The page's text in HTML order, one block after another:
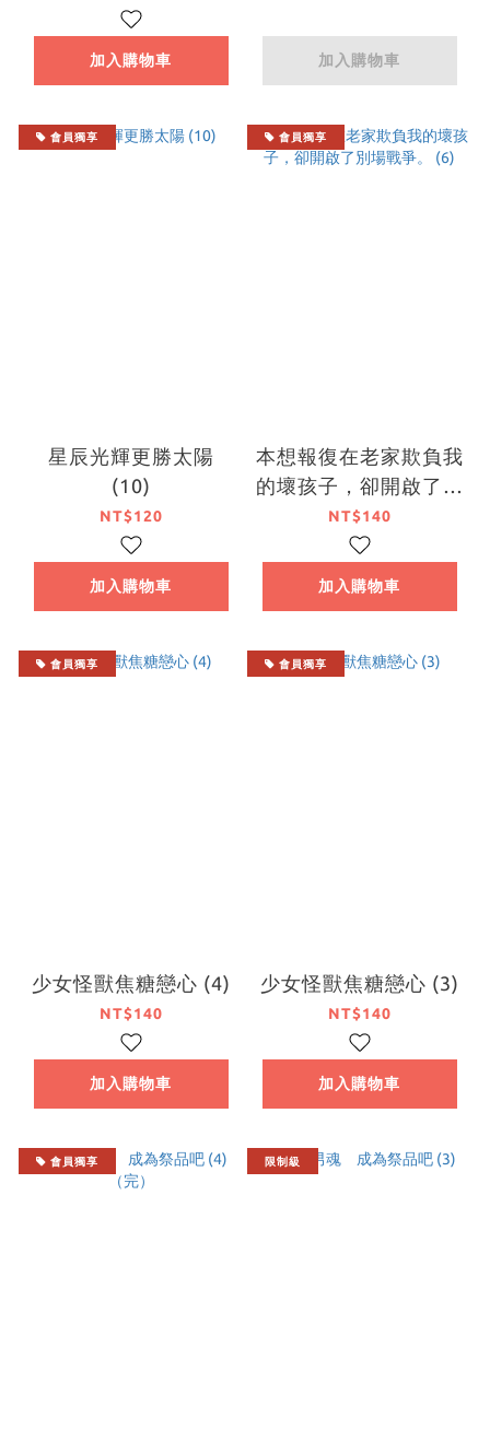
加入購物車 加入購物車
會員獨享
星辰光輝更勝太陽
(10)
NT$120
加入購物車
會員獨享
本想報復在老家欺負我
的壞孩子，卻開啟了別
場戰爭。 (6)
NT$140
加入購物車
會員獨享
少女怪獸焦糖戀心 (4)
NT$140
加入購物車
會員獨享
少女怪獸焦糖戀心 (3)
NT$140
加入購物車
會員獨享 限制級